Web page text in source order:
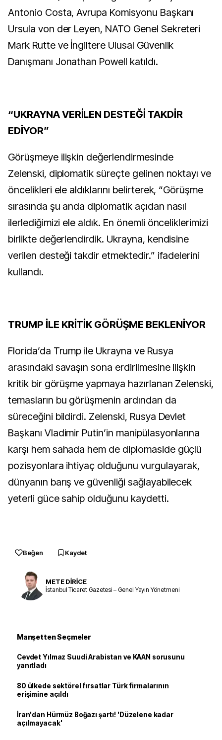
Antonio Costa, Avrupa Komisyonu Başkanı
Ursula von der Leyen, NATO Genel Sekreteri
Mark Rutte ve İngiltere Ulusal Güvenlik
Danışmanı Jonathan Powell katıldı.
“UKRAYNA VERİLEN DESTEĞİ TAKDİR
EDİYOR”
Görüşmeye ilişkin değerlendirmesinde
Zelenski, diplomatik süreçte gelinen noktayı ve
öncelikleri ele aldıklarını belirterek, “Görüşme
sırasında şu anda diplomatik açıdan nasıl
ilerlediğimizi ele aldık. En önemli önceliklerimizi
birlikte değerlendirdik. Ukrayna, kendisine
verilen desteği takdir etmektedir.” ifadelerini
kullandı.
TRUMP İLE KRİTİK GÖRÜŞME BEKLENİYOR
Florida’da Trump ile Ukrayna ve Rusya
arasındaki savaşın sona erdirilmesine ilişkin
kritik bir görüşme yapmaya hazırlanan Zelenski,
temasların bu görüşmenin ardından da
süreceğini bildirdi. Zelenski, Rusya Devlet
Başkanı Vladimir Putin’in manipülasyonlarına
karşı hem sahada hem de diplomaside güçlü
pozisyonlara ihtiyaç olduğunu vurgulayarak,
dünyanın barış ve güvenliği sağlayabilecek
yeterli güce sahip olduğunu kaydetti.
Beğen Kaydet
METE DİRİCE
İstanbul Ticaret Gazetesi – Genel Yayın Yönetmeni
Manşetten Seçmeler
Cevdet Yılmaz Suudi Arabistan ve KAAN sorusunu
yanıtladı
80 ülkede sektörel fırsatlar Türk firmalarının
erişimine açıldı
İran'dan Hürmüz Boğazı şartı! 'Düzelene kadar
açılmayacak'